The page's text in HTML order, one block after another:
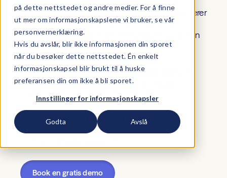
på dette nettstedet og andre medier. For å finne
ut mer om informasjonskapslene vi bruker, se vår
personvernerklæring.
Hvis du avslår, blir ikke informasjonen din sporet
når du besøker dette nettstedet. Én enkelt
informasjonskapsel blir brukt til å huske
preferansen din om ikke å bli sporet.
Innstillinger for informasjonskapsler
Godta Avslå
Slipp e-postrunder og usikkerhet. Planeo validerer
reguleringsplanen din og gjør innsending til
kommunen enkelt via den nye statlige løsningen
Fellestjenester PLAN, alt fra én plattform.
Innebygd kvalitetssjekk validerer planen før
innsending, så du unngår avvisning og
forsinkelser
Del filer med kommunen direkte fra
plattformen, ingen vedlegg på e-post
Full historikk og sporbarhet gjennom hele
Book en gratis demo